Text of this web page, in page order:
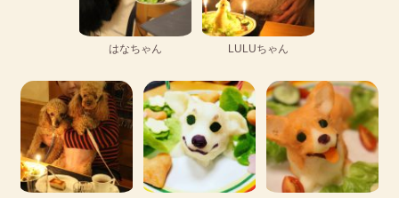
はなちゃん LULUちゃん